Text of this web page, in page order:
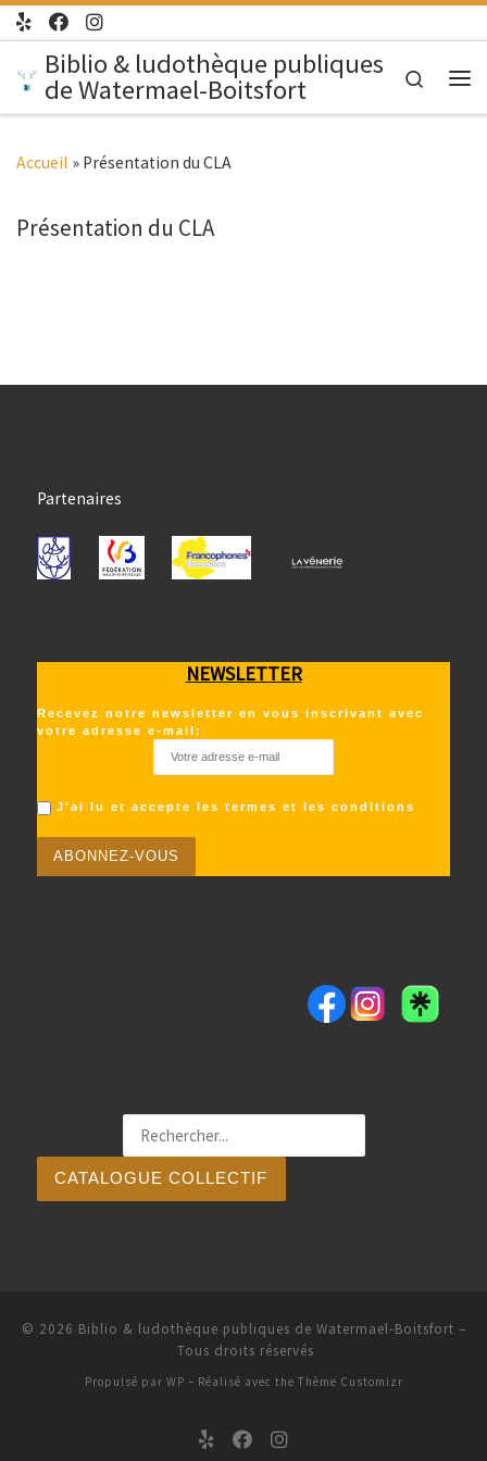
Passer au contenu
Biblio & ludothèque publiques
de Watermael-Boitsfort
Search
Accueil » Présentation du CLA
Présentation du CLA
Partenaires
NEWSLETTER
Recevez notre newsletter en vous inscrivant avec
votre adresse e-mail:
J'ai lu et accepte les termes et les conditions
CATALOGUE COLLECTIF
© 2026 Biblio & ludothèque publiques de Watermael-Boitsfort –
Tous droits réservés
Propulsé par WP – Réalisé avec the Thème Customizr